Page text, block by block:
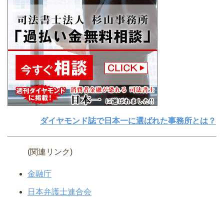
ダイヤモンド誌で日本一に選ばれた事務所とは？
(関連リンク)
金融庁
日本弁護士連合会